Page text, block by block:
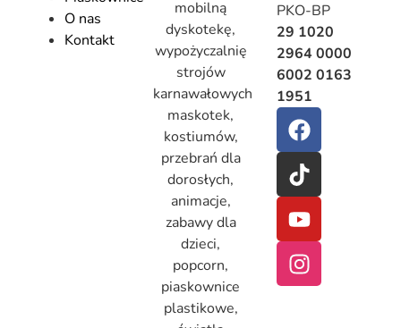
O nas
Kontakt
mobilną
dyskotekę,
wypożyczalnię
strojów
karnawałowych
maskotek,
kostiumów,
przebrań dla
dorosłych,
animacje,
zabawy dla
dzieci,
popcorn,
piaskownice
plastikowe,
PKO-BP
29 1020
2964 0000
6002 0163
1951